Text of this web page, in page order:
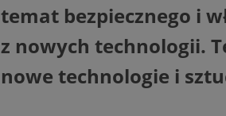
temat bezpiecznego i
z nowych technologii.
nowe technologie i